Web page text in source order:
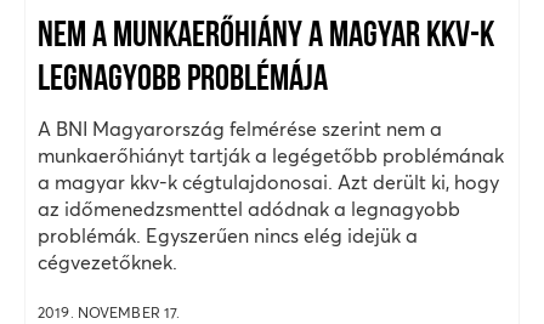
NEM A MUNKAERŐHIÁNY A MAGYAR KKV-K
LEGNAGYOBB PROBLÉMÁJA
A BNI Magyarország felmérése szerint nem a
munkaerőhiányt tartják a legégetőbb problémának
a magyar kkv-k cégtulajdonosai. Azt derült ki, hogy
az időmenedzsmenttel adódnak a legnagyobb
problémák. Egyszerűen nincs elég idejük a
cégvezetőknek.
2019. NOVEMBER 17.